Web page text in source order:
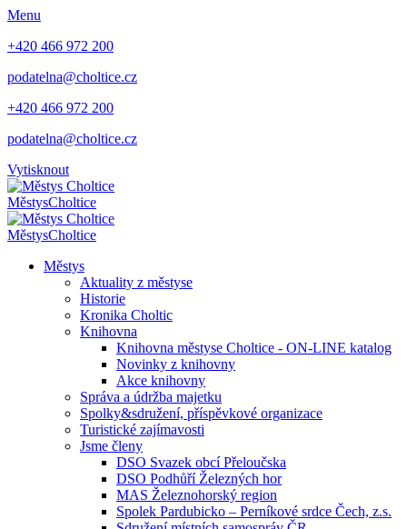
Menu
+420 466 972 200
podatelna@choltice.cz
+420 466 972 200
podatelna@choltice.cz
Vytisknout
MěstysCholtice
MěstysCholtice
Městys
Aktuality z městyse
Historie
Kronika Choltic
Knihovna
Knihovna městyse Choltice - ON-LINE katalog
Novinky z knihovny
Akce knihovny
Správa a údržba majetku
Spolky&sdružení, příspěvkové organizace
Turistické zajímavosti
Jsme členy
DSO Svazek obcí Přeloučska
DSO Podhůří Železných hor
MAS Železnohorský region
Spolek Pardubicko – Perníkové srdce Čech, z.s.